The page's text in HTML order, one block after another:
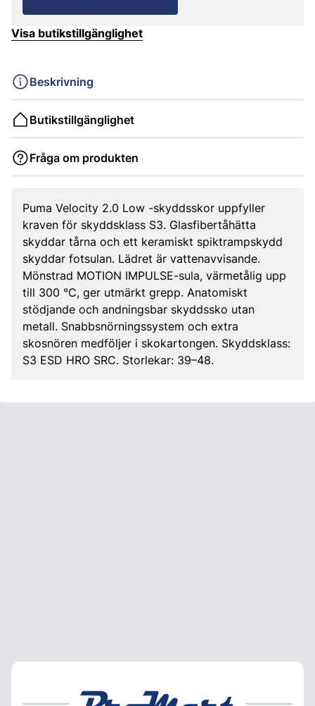
Visa butikstillgänglighet
Beskrivning
Butikstillgänglighet
Fråga om produkten
Puma Velocity 2.0 Low -skyddsskor uppfyller
kraven för skyddsklass S3. Glasfibertåhätta
skyddar tårna och ett keramiskt spiktrampskydd
skyddar fotsulan. Lädret är vattenavvisande.
Mönstrad MOTION IMPULSE-sula, värmetålig upp
till 300 °C, ger utmärkt grepp. Anatomiskt
stödjande och andningsbar skyddssko utan
metall. Snabbsnörningssystem och extra
skosnören medföljer i skokartongen. Skyddsklass:
S3 ESD HRO SRC. Storlekar: 39–48.